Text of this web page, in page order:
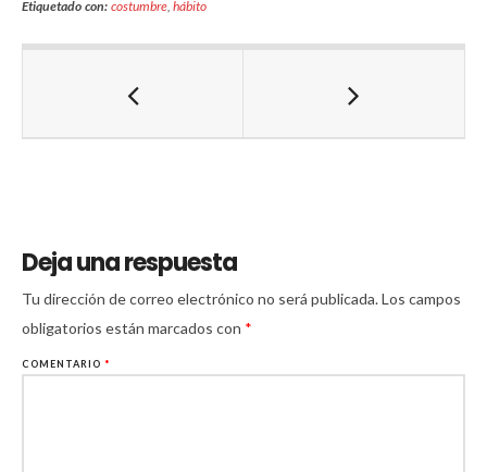
Etiquetado con: costumbre,hábito
Deja una respuesta
Tu dirección de correo electrónico no será publicada.Los campos
obligatorios están marcados con *
COMENTARIO *